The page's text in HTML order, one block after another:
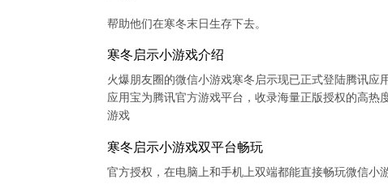
帮助他们在寒冬末日生存下去。
寒冬启示小游戏介绍
火爆朋友圈的微信小游戏寒冬启示现已正式登陆腾讯应
应用宝为腾讯官方游戏平台，收录海量正版授权的高
寒冬启示小游戏双平台畅玩
官方授权，在电脑上和手机上双端都能直接畅玩微信小